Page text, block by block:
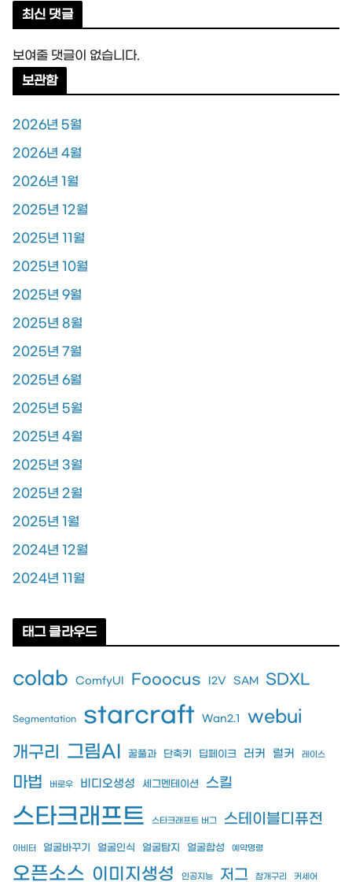
최신 댓글
보여줄 댓글이 없습니다.
보관함
2026년 5월
2026년 4월
2026년 1월
2025년 12월
2025년 11월
2025년 10월
2025년 9월
2025년 8월
2025년 7월
2025년 6월
2025년 5월
2025년 4월
2025년 3월
2025년 2월
2025년 1월
2024년 12월
2024년 11월
태그 클라우드
colab ComfyUI Fooocus I2V SAM SDXL
Segmentation starcraft Wan2.1
webui
개구리 그림AI 꿀풀과 단축키 딥페이크 러커 럴커 레이스
마법 버로우 비디오생성 세그멘테이션 스킬
스타크래프트 스타크래프트 버그 스테이블디퓨전
아비터 얼굴바꾸기 얼굴인식 얼굴탐지 얼굴합성 예약명령
오픈소스 이미지생성 인공지능 저그 참개구리 커세어